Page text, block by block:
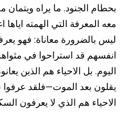
بحطام الجنود. ما يراه ويتمان
معه المعرفة التي الهمته اياها
ليس بالضرورة معاناة: فهو
انفسهم قد استراحوا في
اليوم. بل الاحياء هم الذين
يقلون بعد الموت—فلقد عرفوا
الاحياء هم الذي لا يعرفون